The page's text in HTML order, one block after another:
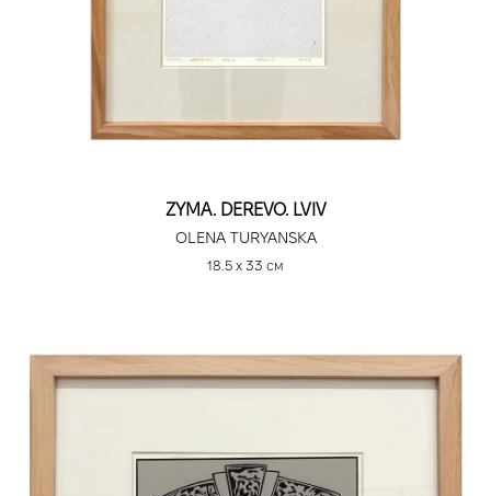
ZYMA. DEREVO. LVIV
OLENA TURYANSKA
18.5 х 33 см